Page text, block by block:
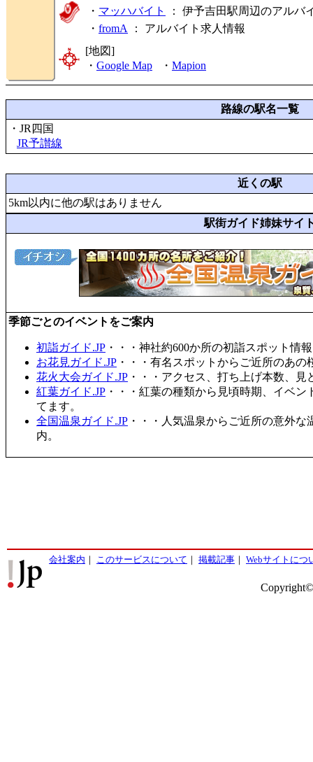
・ マッハバイト
： 伊予吉田駅周辺のアルバ
・ fromA ： アルバイト求人情報
[地図]
・ Google Map ・ Mapion
路線の駅名一覧
・JR四国
JR予讃線
近くの駅
5km以内に他の駅はありません
駅街ガイド姉妹サイ
季節ごとのイベントをご案内
初詣ガイド.JP ・・・神社約600か所の初詣スポット情
お花見ガイド.JP ・・・有名スポットからご近所のあ
花火大会ガイド.JP ・・・アクセス、打ち上げ本数、
紅葉ガイド.JP ・・・紅葉の種類から見頃時期、イベ
てます。
全国温泉ガイド.JP ・・・人気温泉からご近所の意外
内。
会社案内 ｜ このサービスについて ｜ 掲載記事 ｜ Webサイトにつ